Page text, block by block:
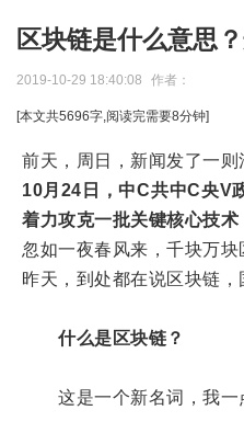
区块链是什么意思
2019-10-29 18:40:08 作者：
[本文共5696字,阅读完需要8分钟]
前天，周日，新闻发了一则
10月24日，中C共中C央V
着力攻克一批关键核心技术
忽如一夜春风来，千块万块
昨天，到处都在说区块链
什么是区块链？
这是一个新名词，我一点